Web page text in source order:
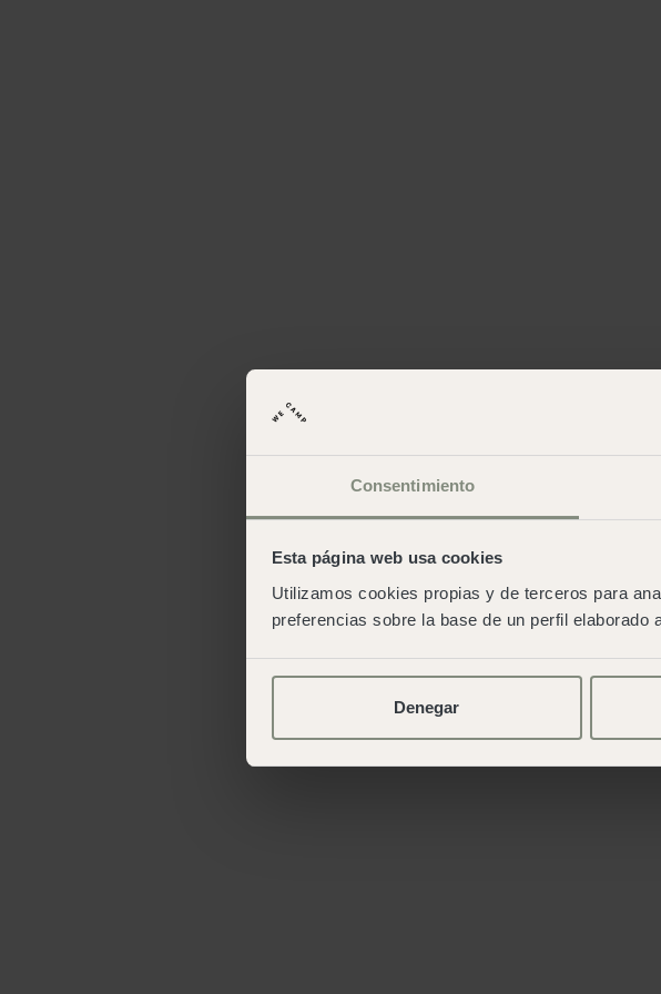
Consentimiento
Esta página web usa cookies
Utilizamos cookies propias y de terceros para
preferencias sobre la base de un perfil elaborado
Denegar